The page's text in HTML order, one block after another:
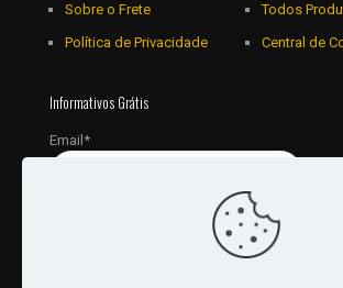
Sobre o Frete
Política de Privacidade
Todos
Central de
Informativos Grátis
Email*